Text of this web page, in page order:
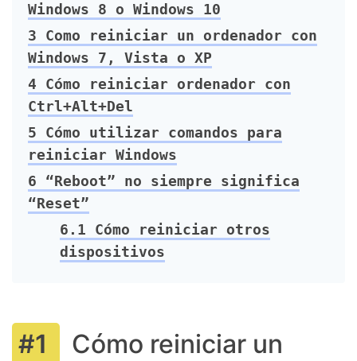
Windows 8 o Windows 10
3 Como reiniciar un ordenador con
Windows 7, Vista o XP
4 Cómo reiniciar ordenador con
Ctrl+Alt+Del
5 Cómo utilizar comandos para
reiniciar Windows
6 “Reboot” no siempre significa
“Reset”
6.1 Cómo reiniciar otros
dispositivos
Cómo reiniciar un